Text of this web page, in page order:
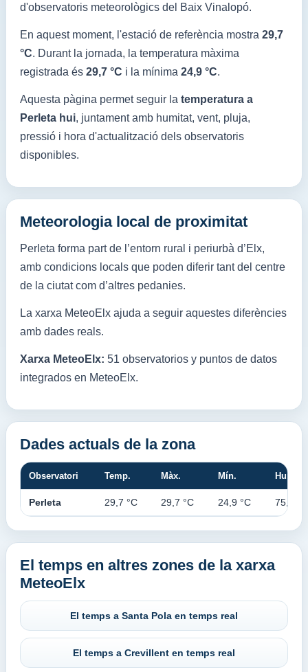
d'observatoris meteorològics del Baix Vinalopó.
En aquest moment, l'estació de referència mostra 29,7
°C. Durant la jornada, la temperatura màxima
registrada és 29,7 °C i la mínima 24,9 °C.
Aquesta pàgina permet seguir la temperatura a
Perleta hui, juntament amb humitat, vent, pluja,
pressió i hora d'actualització dels observatoris
disponibles.
Meteorologia local de proximitat
Perleta forma part de l’entorn rural i periurbà d’Elx,
amb condicions locals que poden diferir tant del centre
de la ciutat com d’altres pedanies.
La xarxa MeteoElx ajuda a seguir aquestes diferències
amb dades reals.
Xarxa MeteoElx: 51 observatorios y puntos de datos
integrados en MeteoElx.
Dades actuals de la zona
Observatori Temp. Màx. Mín. Hum.
Perleta 29,7 °C 29,7 °C 24,9 °C 75,0 %
El temps en altres zones de la xarxa
MeteoElx
El temps a Santa Pola en temps real
El temps a Crevillent en temps real